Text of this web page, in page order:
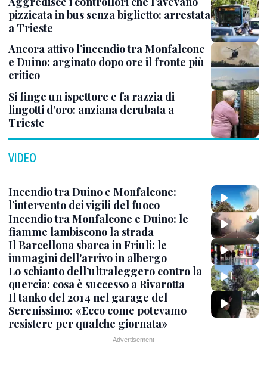
pizzicata in bus senza biglietto: arrestata
a Trieste
Ancora attivo l’incendio tra Monfalcone
e Duino: arginato dopo ore il fronte più
critico
Si finge un ispettore e fa razzia di
lingotti d’oro: anziana derubata a
Trieste
VIDEO
Incendio tra Duino e Monfalcone:
l’intervento dei vigili del fuoco
Incendio tra Monfalcone e Duino: le
fiamme lambiscono la strada
Il Barcellona sbarca in Friuli: le
immagini dell'arrivo in albergo
Lo schianto dell’ultraleggero contro la
quercia: cosa è successo a Rivarotta
Il tanko del 2014 nel garage del
Serenissimo: «Ecco come potevamo
resistere per qualche giornata»